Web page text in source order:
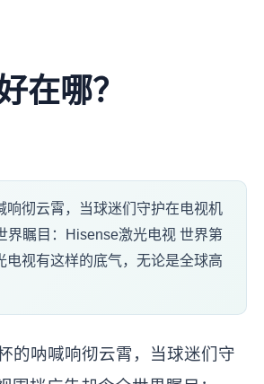
在哪？
彻云霄，当球迷们守护在电视机
界瞩目：Hisense激光电视 世界第
视有这样的底气，无论是全球高
的呐喊响彻云霄，当球迷们守